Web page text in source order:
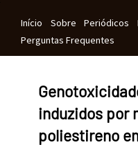
Navegação
Início Sobre Periódicos
Perguntas Frequentes
induzidos por
poliestireno